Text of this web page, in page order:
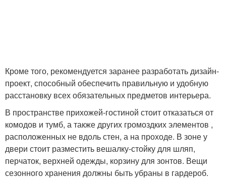
Кроме того, рекомендуется заранее разработать дизайн-
проект, способный обеспечить правильную и удобную
расстановку всех обязательных предметов интерьера.
В пространстве прихожей-гостиной стоит отказаться от
комодов и тумб, а также других громоздких элементов ,
расположенных не вдоль стен, а на проходе. В зоне у
двери стоит разместить вешалку-стойку для шляп,
перчаток, верхней одежды, корзину для зонтов. Вещи
сезонного хранения должны быть убраны в гардероб.